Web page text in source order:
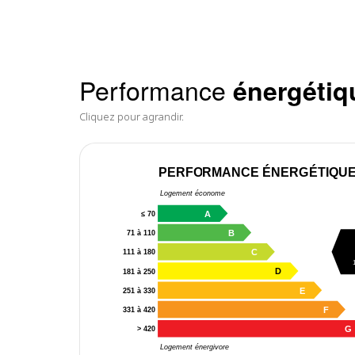
Performance
Cliquez pour agrandir.
PERFORMANCE ÉNERGÉTIQUE
Logement économe
Logement énergivore
≤ 70 A
71 à 110 B
111 à 180 C
181 à 250 D
251 à 330 E
331 à 420 F
> 420 G